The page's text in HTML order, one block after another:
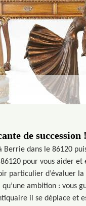
de succession !
dans le 86120
pour vous aider et
particulier d’évaluer
ambition : vous
il se déplace et